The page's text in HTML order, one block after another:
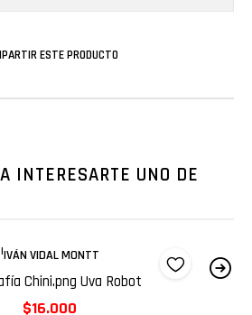
ESTE PRODUCTO
INTERESARTE UNO DE
|IVÁN VIDAL MONTT
Chini.png Uva Robot
$16.000